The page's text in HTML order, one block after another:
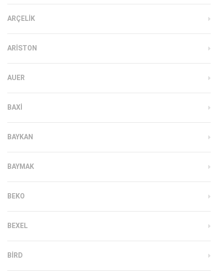
ARÇELIK
ARISTON
AUER
BAXI
BAYKAN
BAYMAK
BEKO
BEXEL
BIRD